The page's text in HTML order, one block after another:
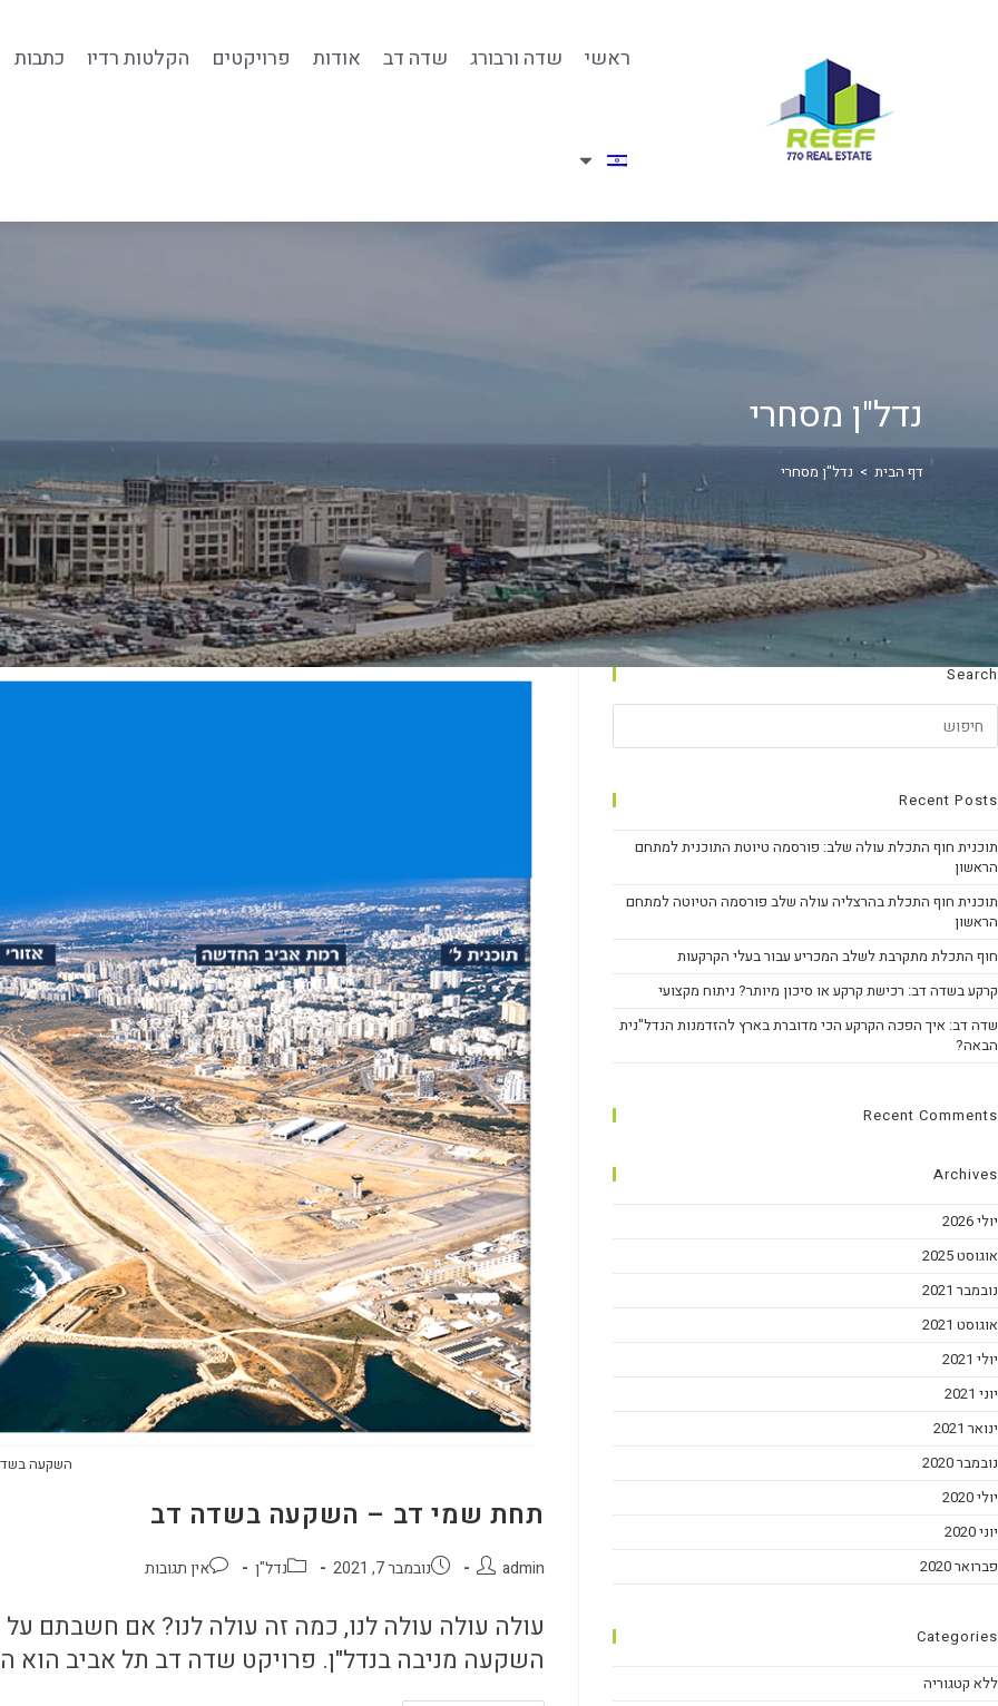
ראשי שדה ורבורג שדה דב אודות פרויקטים הקלטות רדיו כתבות
נדל"ן מסחרי
דף הבית > נדל"ן מסחרי
השקעה
תחת שמי דב – השקעה בשדה דב
admin נובמבר 7, 2021 נדל"ן אין תגובות
עולה עולה עולה לנו, כמה זה עולה לנו? אם חשבתם
השקעה מניבה בנדל"ן. פרויקט שדה דב תל אביב הוא
Search
Recent Posts
תוכנית חוף התכלת עולה שלב: פורסמה טיוטת התוכנית למתחם
הראשון
תוכנית חוף התכלת בהרצליה עולה שלב פורסמה הטיוטה למתחם
הראשון
חוף התכלת מתקרבת לשלב המכריע עבור בעלי הקרקעות
קרקע בשדה דב: רכישת קרקע או סיכון מיותר? ניתוח מקצועי
שדה דב: איך הפכה הקרקע הכי מדוברת בארץ להזדמנות הנדל"נית
הבאה?
Recent Comments
Archives
יולי 2026
אוגוסט 2025
נובמבר 2021
אוגוסט 2021
יולי 2021
יוני 2021
ינואר 2021
נובמבר 2020
יולי 2020
יוני 2020
פברואר 2020
Categories
ללא קטגוריה